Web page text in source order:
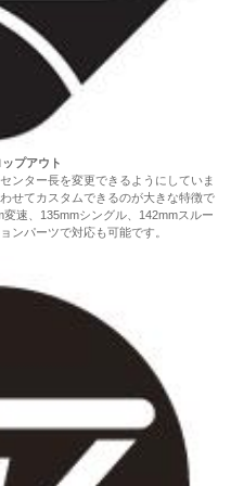
プアウト
ンター長を変更できるようにしていま
せてカスタムできるのが大きな特徴で
速、135mmシングル、142mmスルー
ンパーツで対応も可能です。